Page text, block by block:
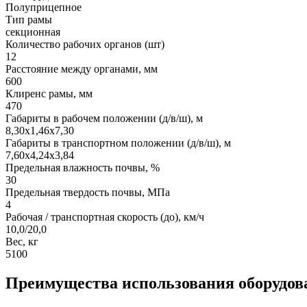
Полуприцепное
Тип рамы
секционная
Количество рабочих органов (шт)
12
Расстояние между органами, мм
600
Клиренс рамы, мм
470
Габариты в рабочем положении (д/в/ш), м
8,30х1,46х7,30
Габариты в транспортном положении (д/в/ш), м
7,60х4,24х3,84
Предельная влажность почвы, %
30
Предельная твердость почвы, МПа
4
Рабочая / транспортная скорость (до), км/ч
10,0/20,0
Вес, кг
5100
Преимущества использования